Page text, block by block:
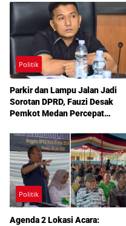
Politik
Parkir dan Lampu Jalan Jadi
Sorotan DPRD, Fauzi Desak
Pemkot Medan Percepat
Politik
Agenda 2 Lokasi Acara: